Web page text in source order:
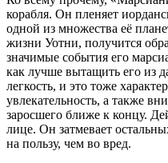
корабля. Он пленяет
одной из множества её
жизни Уотни, получится
значимые события его
как лучше вытащить его из
легкость, и это тоже
увлекательность, а также
заросшего ближе к концу.
лице. Он затмевает
на пользу, чем во вред.